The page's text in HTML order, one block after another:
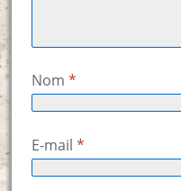
Nom *
E-mail *